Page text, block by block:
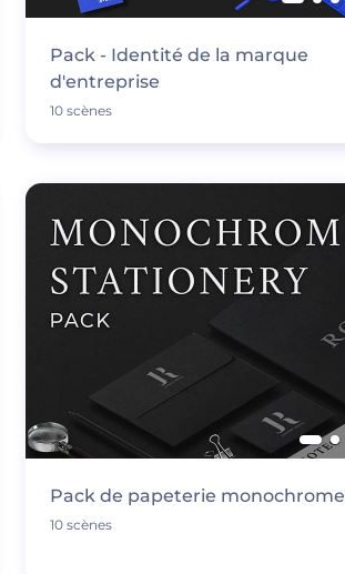
Pack - Identité de la marque
d'entreprise
10 scènes
Pack de papeterie monochrome
10 scènes